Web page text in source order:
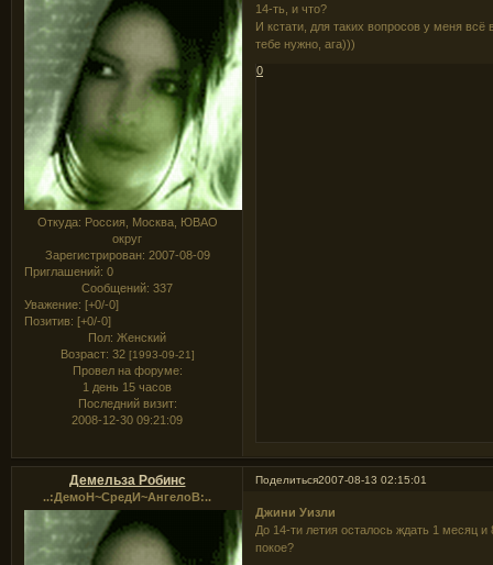
Откуда: Россия, Москва, ЮВАО
округ
Зарегистрирован: 2007-08-09
Приглашений: 0
Сообщений: 337
Уважение: [+0/-0]
Позитив: [+0/-0]
Пол: Женский
Возраст: 32 [1993-09-21]
Провел на форуме:
1 день 15 часов
Последний визит:
2008-12-30 09:21:09
14-ть, и что?
И кстати, для таких вопросов у меня
тебе нужно, ага)))
0
Поделиться2007-08-13 02:15:01
Демельза Робинс
..:ДемоН~СредИ~АнгелоВ:..
Джини Уизли
До 14-ти летия осталось ждать 1 месяц
покое?